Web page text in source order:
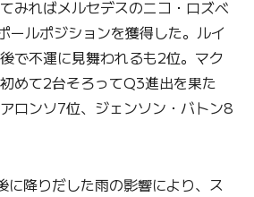
みればメルセデスのニコ・ロズベ
ールポジションを獲得した。ルイ
で不運に見舞われるも2位。マク
めて2台そろってQ3進出を果た
ロンソ7位、ジェンソン・バトン8
降りだした雨の影響により、ス